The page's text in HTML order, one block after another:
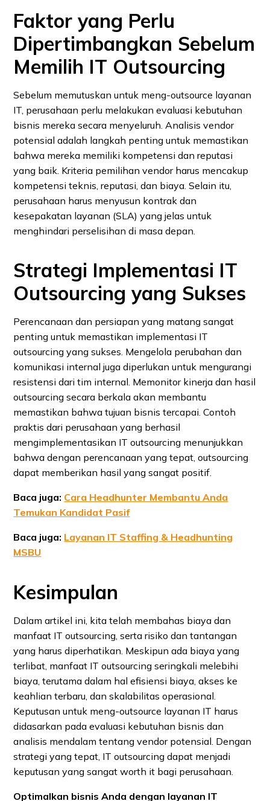
Faktor yang Perlu
Dipertimbangkan Sebelum
Memilih IT Outsourcing
Sebelum memutuskan untuk meng-outsource layanan
IT, perusahaan perlu melakukan evaluasi kebutuhan
bisnis mereka secara menyeluruh. Analisis vendor
potensial adalah langkah penting untuk memastikan
bahwa mereka memiliki kompetensi dan reputasi
yang baik. Kriteria pemilihan vendor harus mencakup
kompetensi teknis, reputasi, dan biaya. Selain itu,
perusahaan harus menyusun kontrak dan
kesepakatan layanan (SLA) yang jelas untuk
menghindari perselisihan di masa depan.
Strategi Implementasi IT
Outsourcing yang Sukses
Perencanaan dan persiapan yang matang sangat
penting untuk memastikan implementasi IT
outsourcing yang sukses. Mengelola perubahan dan
komunikasi internal juga diperlukan untuk mengurangi
resistensi dari tim internal. Memonitor kinerja dan hasil
outsourcing secara berkala akan membantu
memastikan bahwa tujuan bisnis tercapai. Contoh
praktis dari perusahaan yang berhasil
mengimplementasikan IT outsourcing menunjukkan
bahwa dengan perencanaan yang tepat, outsourcing
dapat memberikan hasil yang sangat positif.
Baca juga: Cara Headhunter Membantu Anda
Temukan Kandidat Pasif
Baca juga: Layanan IT Staffing & Headhunting
MSBU
Kesimpulan
Dalam artikel ini, kita telah membahas biaya dan
manfaat IT outsourcing, serta risiko dan tantangan
yang harus diperhatikan. Meskipun ada biaya yang
terlibat, manfaat IT outsourcing seringkali melebihi
biaya, terutama dalam hal efisiensi biaya, akses ke
keahlian terbaru, dan skalabilitas operasional.
Keputusan untuk meng-outsource layanan IT harus
didasarkan pada evaluasi kebutuhan bisnis dan
analisis mendalam tentang vendor potensial. Dengan
strategi yang tepat, IT outsourcing dapat menjadi
keputusan yang sangat worth it bagi perusahaan.
Optimalkan bisnis Anda dengan layanan IT